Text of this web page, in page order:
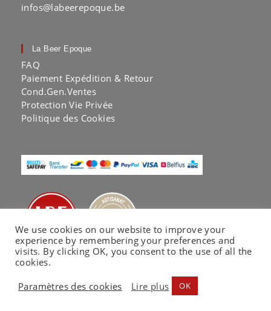
infos@labeerepoque.be
La Beer Epoque
FAQ
Paiement Expédition & Retour
Cond.Gen.Ventes
Protection Vie Privée
Politique des Cookies
La Beer Epoque® by KA LAB | Copyright 2020 |Website co-built by
We use cookies on our website to improve your
experience by remembering your preferences and
visits. By clicking OK, you consent to the use of all the
cookies.
Paramètres des cookies
Lire plus OK